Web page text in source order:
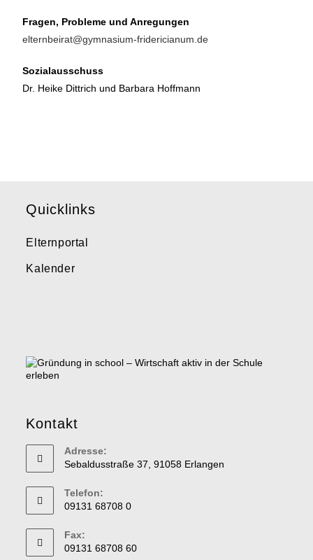
Fragen, Probleme und Anregungen
elternbeirat@gymnasium-fridericianum.de
Sozialausschuss
Dr. Heike Dittrich und Barbara Hoffmann
Quicklinks
Elternportal
Kalender
Kontakt
Adresse:
Sebaldusstraße 37, 91058 Erlangen
Telefon:
09131 68708 0
Fax:
09131 68708 60